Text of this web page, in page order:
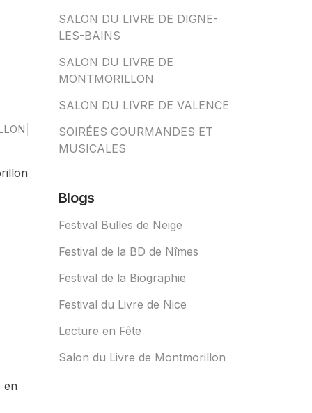
en
SALON DU LIVRE DE DIGNE-
LES-BAINS
SALON DU LIVRE DE
MONTMORILLON
SALON DU LIVRE DE VALENCE
SOIRÉES GOURMANDES ET
MUSICALES
Blogs
Festival Bulles de Neige
Festival de la BD de Nîmes
Festival de la Biographie
Festival du Livre de Nice
Lecture en Fête
Salon du Livre de Montmorillon